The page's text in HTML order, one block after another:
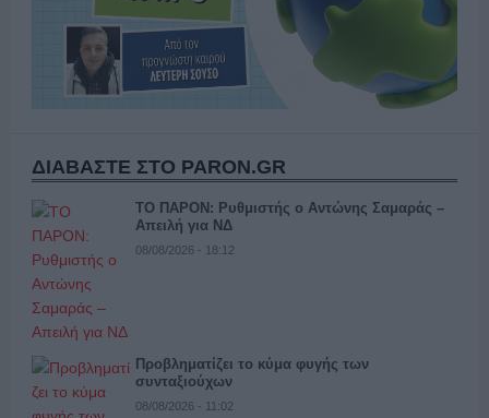
ΔΙΑΒΑΣΤΕ ΣΤΟ PARON.GR
ΤΟ ΠΑΡΟΝ: Ρυθμιστής ο Αντώνης Σαμαράς –
Απειλή για ΝΔ
08/08/2026 - 18:12
Προβληματίζει το κύμα φυγής των
συνταξιούχων
08/08/2026 - 11:02